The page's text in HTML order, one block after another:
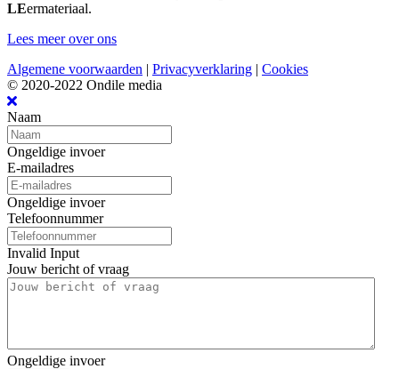
LEermateriaal.
Lees meer over ons
Algemene voorwaarden | Privacyverklaring | Cookies
© 2020-2022 Ondile media
Naam
Ongeldige invoer
E-mailadres
Ongeldige invoer
Telefoonnummer
Invalid Input
Jouw bericht of vraag
Ongeldige invoer